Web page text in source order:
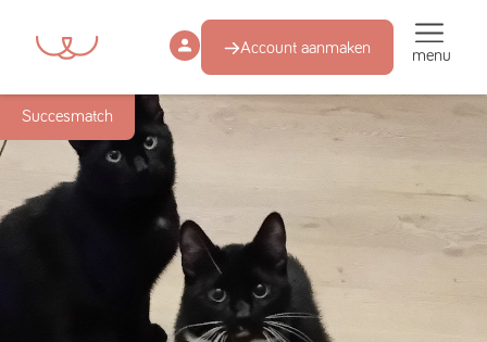
Account aanmaken menu
Succesmatch